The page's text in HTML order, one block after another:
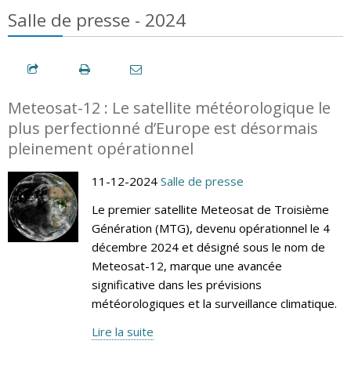
Salle de presse - 2024
Meteosat-12 : Le satellite météorologique le
plus perfectionné d’Europe est désormais
pleinement opérationnel
11-12-2024 Salle de presse
Le premier satellite Meteosat de Troisième
Génération (MTG), devenu opérationnel le 4
décembre 2024 et désigné sous le nom de
Meteosat-12, marque une avancée
significative dans les prévisions
météorologiques et la surveillance climatique.
Lire la suite